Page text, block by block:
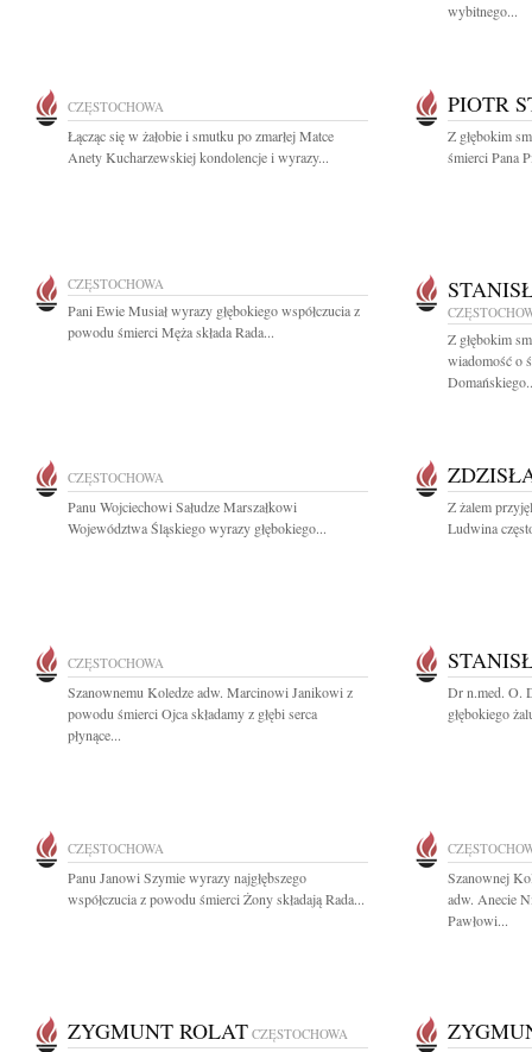
wybitnego...
CZĘSTOCHOWA
Łącząc się w żałobie i smutku po zmarłej Matce
Anety Kucharzewskiej kondolencje i wyrazy...
PIOTR
Z głębokim
śmierci Pana
CZĘSTOCHOWA
Pani Ewie Musiał wyrazy głębokiego współczucia z
powodu śmierci Męża składa Rada...
Z głębokim
wiadomość o
CZĘSTOCHOWA
Panu Wojciechowi Sałudze Marszałkowi
Województwa Śląskiego wyrazy głębokiego...
Z żalem
Ludwina
CZĘSTOCHOWA
Szanownemu Koledze adw. Marcinowi Janikowi z
powodu śmierci Ojca składamy z głębi serca
płynące...
Dr n.med. O.
głębokiego
CZĘSTOCHOWA
Panu Janowi Szymie wyrazy najgłębszego
współczucia z powodu śmierci Żony składają Rada...
Szanownej
adw. Anecie
Pawłowi...
ZYGMUNT ROLAT CZĘSTOCHOWA